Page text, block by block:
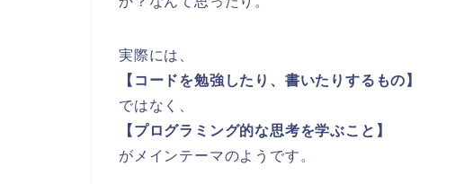
実際には、
【コードを勉強したり、書いたりするもの】
ではなく、
【プログラミング的な思考を学ぶこと】
がメインテーマのようです。